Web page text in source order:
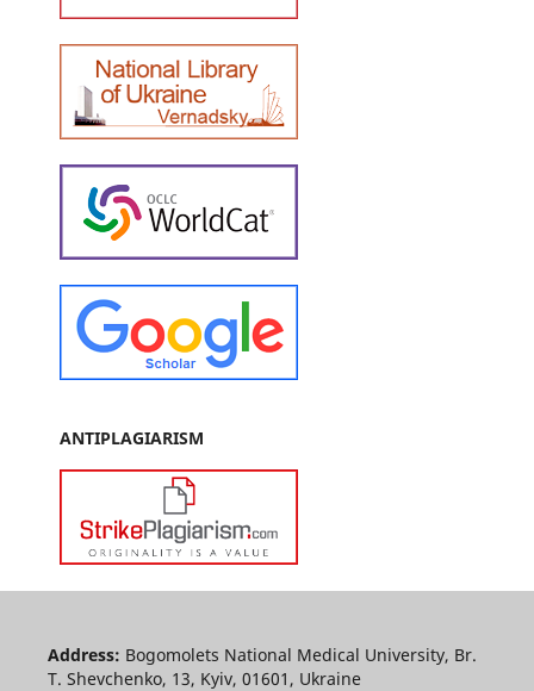
ANTIPLAGIARISM
Address: Bogomolets National Medical University, Br.
T. Shevchenko, 13, Kyiv, 01601, Ukraine